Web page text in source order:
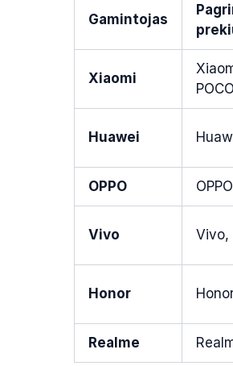
Gamintojas
Xiaomi
POCO
Huawei
OPPO
Vivo Vivo,
Honor
Realme